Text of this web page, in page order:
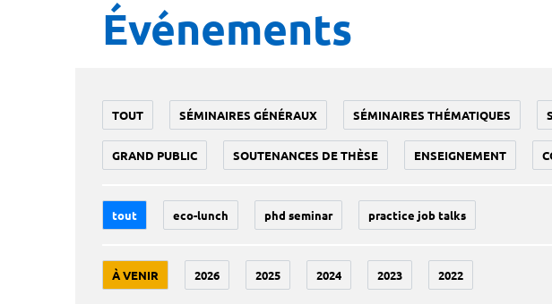
Événements
TOUT SÉMINAIRES GÉNÉRAUX SÉMINAIRES THÉMATIQUES
GRAND PUBLIC SOUTENANCES DE THÈSE ENSEIGNEMENT
tout eco-lunch phd seminar practice job talks
À VENIR 2026 2025 2024 2023 2022